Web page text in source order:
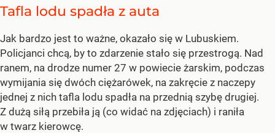
Tafla lodu spadła z auta
Jak bardzo jest to ważne, okazało się w Lubuskiem.
Policjanci chcą, by to zdarzenie stało się przestrogą. Nad
ranem, na drodze numer 27 w powiecie żarskim, podczas
wymijania się dwóch ciężarówek, na zakręcie z naczepy
jednej z nich tafla lodu spadła na przednią szybę drugiej.
Z dużą siłą przebiła ją (co widać na zdjęciach) i raniła
w twarz kierowcę.